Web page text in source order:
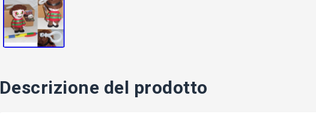
Descrizione del prodotto